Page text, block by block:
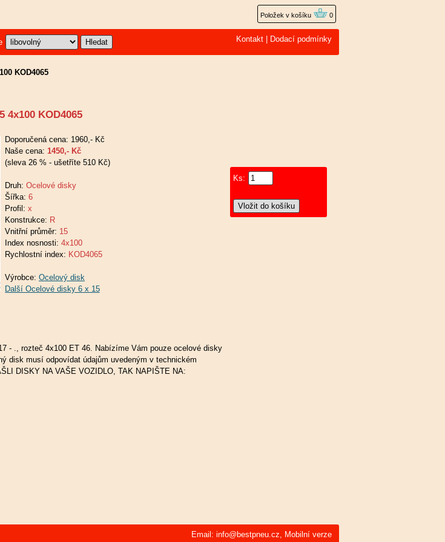
Položek v košíku 0
Kontakt Dodací podmínky
KOD4065
4x100 KOD4065
Doporučená cena: 1960,- Kč
Naše cena: 1450,- Kč
(sleva 26 % - ušetříte 510 Kč)
Druh: Ocelové disky
Šířka: 6
Profil: x
Konstrukce: R
Vnitřní průměr: 15
Index nosnosti: 4x100
Rychlostní index: KOD4065
Výrobce: Ocelový disk
- ., rozteč 4x100 ET 46. Nabízíme Vám pouze ocelové disky
disk musí odpovídat údajům uvedeným v technickém
DISKY NA VAŠE VOZIDLO, TAK NAPIŠTE NA:
Ks:
Email: info@bestpneu.cz,